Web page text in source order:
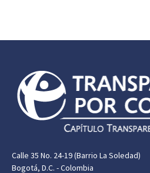
Calle 35 No. 24-19 (Barrio La Soledad)
Bogotá, D.C. - Colombia